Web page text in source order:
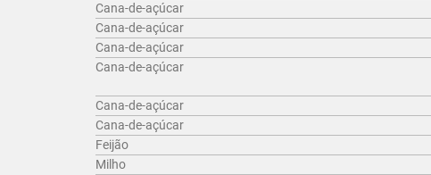
Cana-de-açúcar
Cana-de-açúcar
Cana-de-açúcar
Cana-de-açúcar
Cana-de-açúcar
Cana-de-açúcar
Feijão
Milho